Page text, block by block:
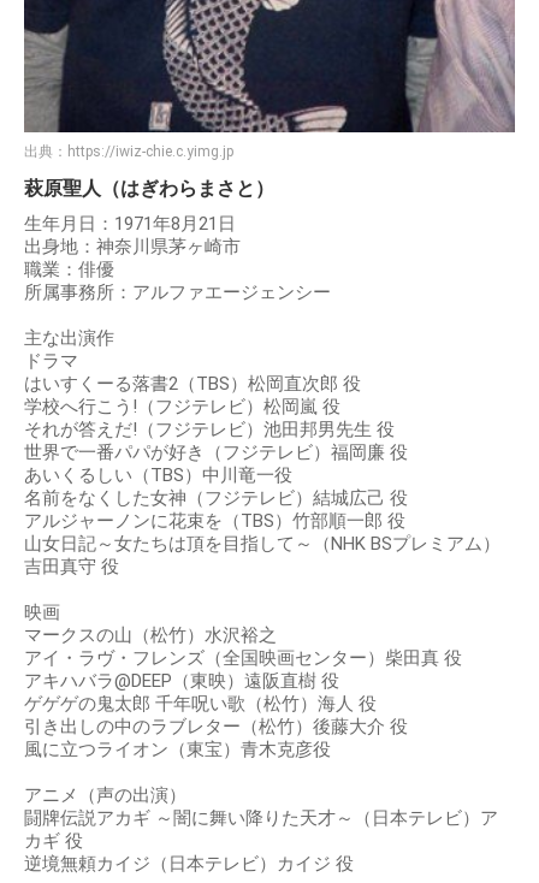
出典： https://iwiz-chie.c.yimg.jp
萩原聖人（はぎわらまさと）
生年月日：1971年8月21日
出身地：神奈川県茅ヶ崎市
職業：俳優
所属事務所：アルファエージェンシー
主な出演作
ドラマ
はいすくーる落書2（TBS）松岡直次郎 役
学校へ行こう!（フジテレビ）松岡嵐 役
それが答えだ!（フジテレビ）池田邦男先生 役
世界で一番パパが好き（フジテレビ）福岡廉 役
あいくるしい（TBS）中川竜一役
名前をなくした女神（フジテレビ）結城広己 役
アルジャーノンに花束を（TBS）竹部順一郎 役
山女日記～女たちは頂を目指して～（NHK BSプレミアム）
吉田真守 役
映画
マークスの山（松竹）水沢裕之
アイ・ラヴ・フレンズ（全国映画センター）柴田真 役
アキハバラ@DEEP（東映）遠阪直樹 役
ゲゲゲの鬼太郎 千年呪い歌（松竹）海人 役
引き出しの中のラブレター（松竹）後藤大介 役
風に立つライオン（東宝）青木克彦役
アニメ（声の出演）
闘牌伝説アカギ ～闇に舞い降りた天才～（日本テレビ）ア
カギ 役
逆境無頼カイジ（日本テレビ）カイジ 役